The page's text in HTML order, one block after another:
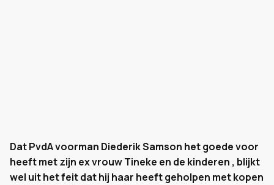
Dat PvdA voorman Diederik Samson het goede voor
heeft met zijn ex vrouw Tineke en de kinderen , blijkt
wel uit het feit dat hij haar heeft geholpen met kopen